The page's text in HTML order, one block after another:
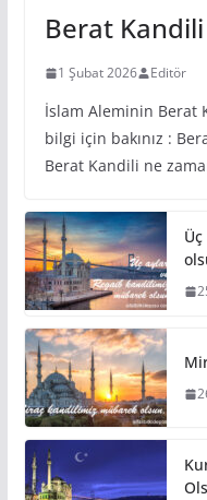
Berat Kandili
1 Şubat 2026 Editör
İslam Aleminin Berat
bilgi için bakınız :
Berat Kandili ne